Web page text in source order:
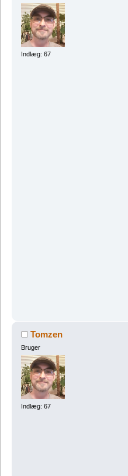
Indlæg: 67
Tomzen
Bruger
Indlæg: 67